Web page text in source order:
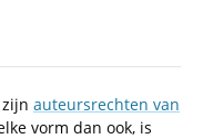
auteursrechten van
vorm dan ook, is